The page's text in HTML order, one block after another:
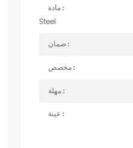
مادة :
Steel
ضمان :
مخصص :
مهلة :
عينة :